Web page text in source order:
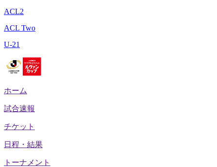
ACL2
ACL Two
U-21
ホーム
試合速報
チケット
日程・結果
トーナメント